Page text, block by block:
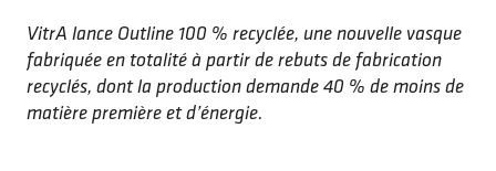
VitrA lance Outline 100 % recyclée, une nouvelle vasque
fabriquée en totalité à partir de rebuts de fabrication
recyclés, dont la production demande 40 % de moins de
matière première et d’énergie.